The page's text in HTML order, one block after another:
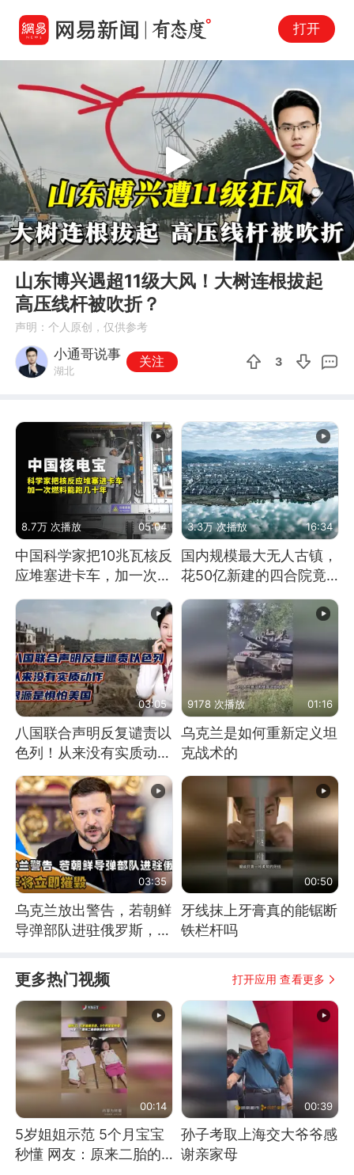
打开
00:00 01:10
Play
山东博兴遇超11级大风！大树连根拔起
高压线杆被吹折？
声明：个人原创，仅供参考
小通哥说事
湖北
关注 3
8.7万 次播放 05:04
中国科学家把10兆瓦核反
应堆塞进卡车，加一次燃
3.3万 次播放 16:34
国内规模最大无人古镇，
花50亿新建的四合院竟
03:05
八国联合声明反复谴责以
色列！从来没有实质动
作！根源是惧怕美国
9178 次播放 01:16
乌克兰是如何重新定义坦
克战术的
03:35
乌克兰放出警告，若朝鲜
导弹部队进驻俄罗斯，乌
00:50
牙线抹上牙膏真的能锯断
铁栏杆吗
更多热门视频 打开应用 查看更多
00:14
5岁姐姐示范 5个月宝宝
秒懂 网友：原来二胎的
00:39
孙子考取上海交大爷爷感
谢亲家母